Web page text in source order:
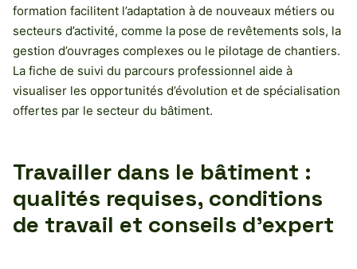
formation facilitent l’adaptation à de nouveaux métiers ou
secteurs d’activité, comme la pose de revêtements sols, la
gestion d’ouvrages complexes ou le pilotage de chantiers.
La fiche de suivi du parcours professionnel aide à
visualiser les opportunités d’évolution et de spécialisation
offertes par le secteur du bâtiment.
Travailler dans le bâtiment :
qualités requises, conditions
de travail et conseils d’expert